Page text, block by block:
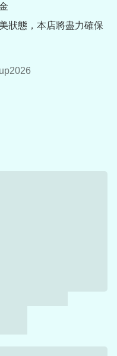
狀態，本店將盡力確保